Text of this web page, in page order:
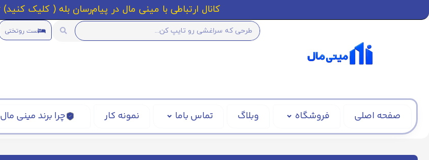
کانال ارتباطی با مینی مال در پیام‌رسان بله ( کلیک کنید) 09218315396
ست روتختی
صفحه اصلی فروشگاه وبلاگ تماس باما نمونه کار چرا برند مینی مال